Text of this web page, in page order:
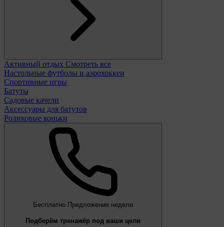
Активный отдых Смотреть все
Настольные футболы и аэрохоккеи
Спортивные игры
Батуты
Садовые качели
Аксессуары для батутов
Роликовые коньки
Бесплатно Предложение недели
Подберём тренажёр под ваши цели